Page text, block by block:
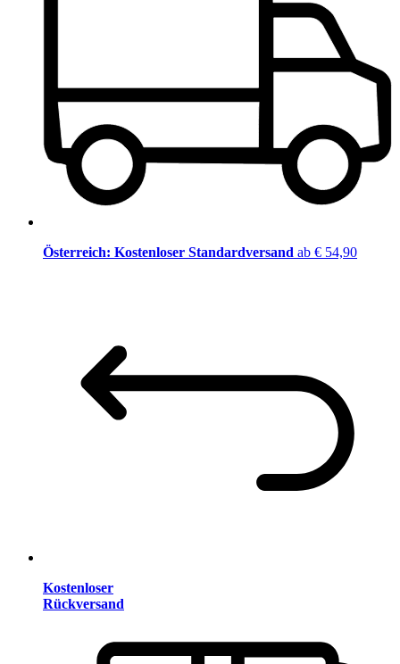
Österreich: Kostenloser Standardversand ab € 54,90
Kostenloser
Rückversand